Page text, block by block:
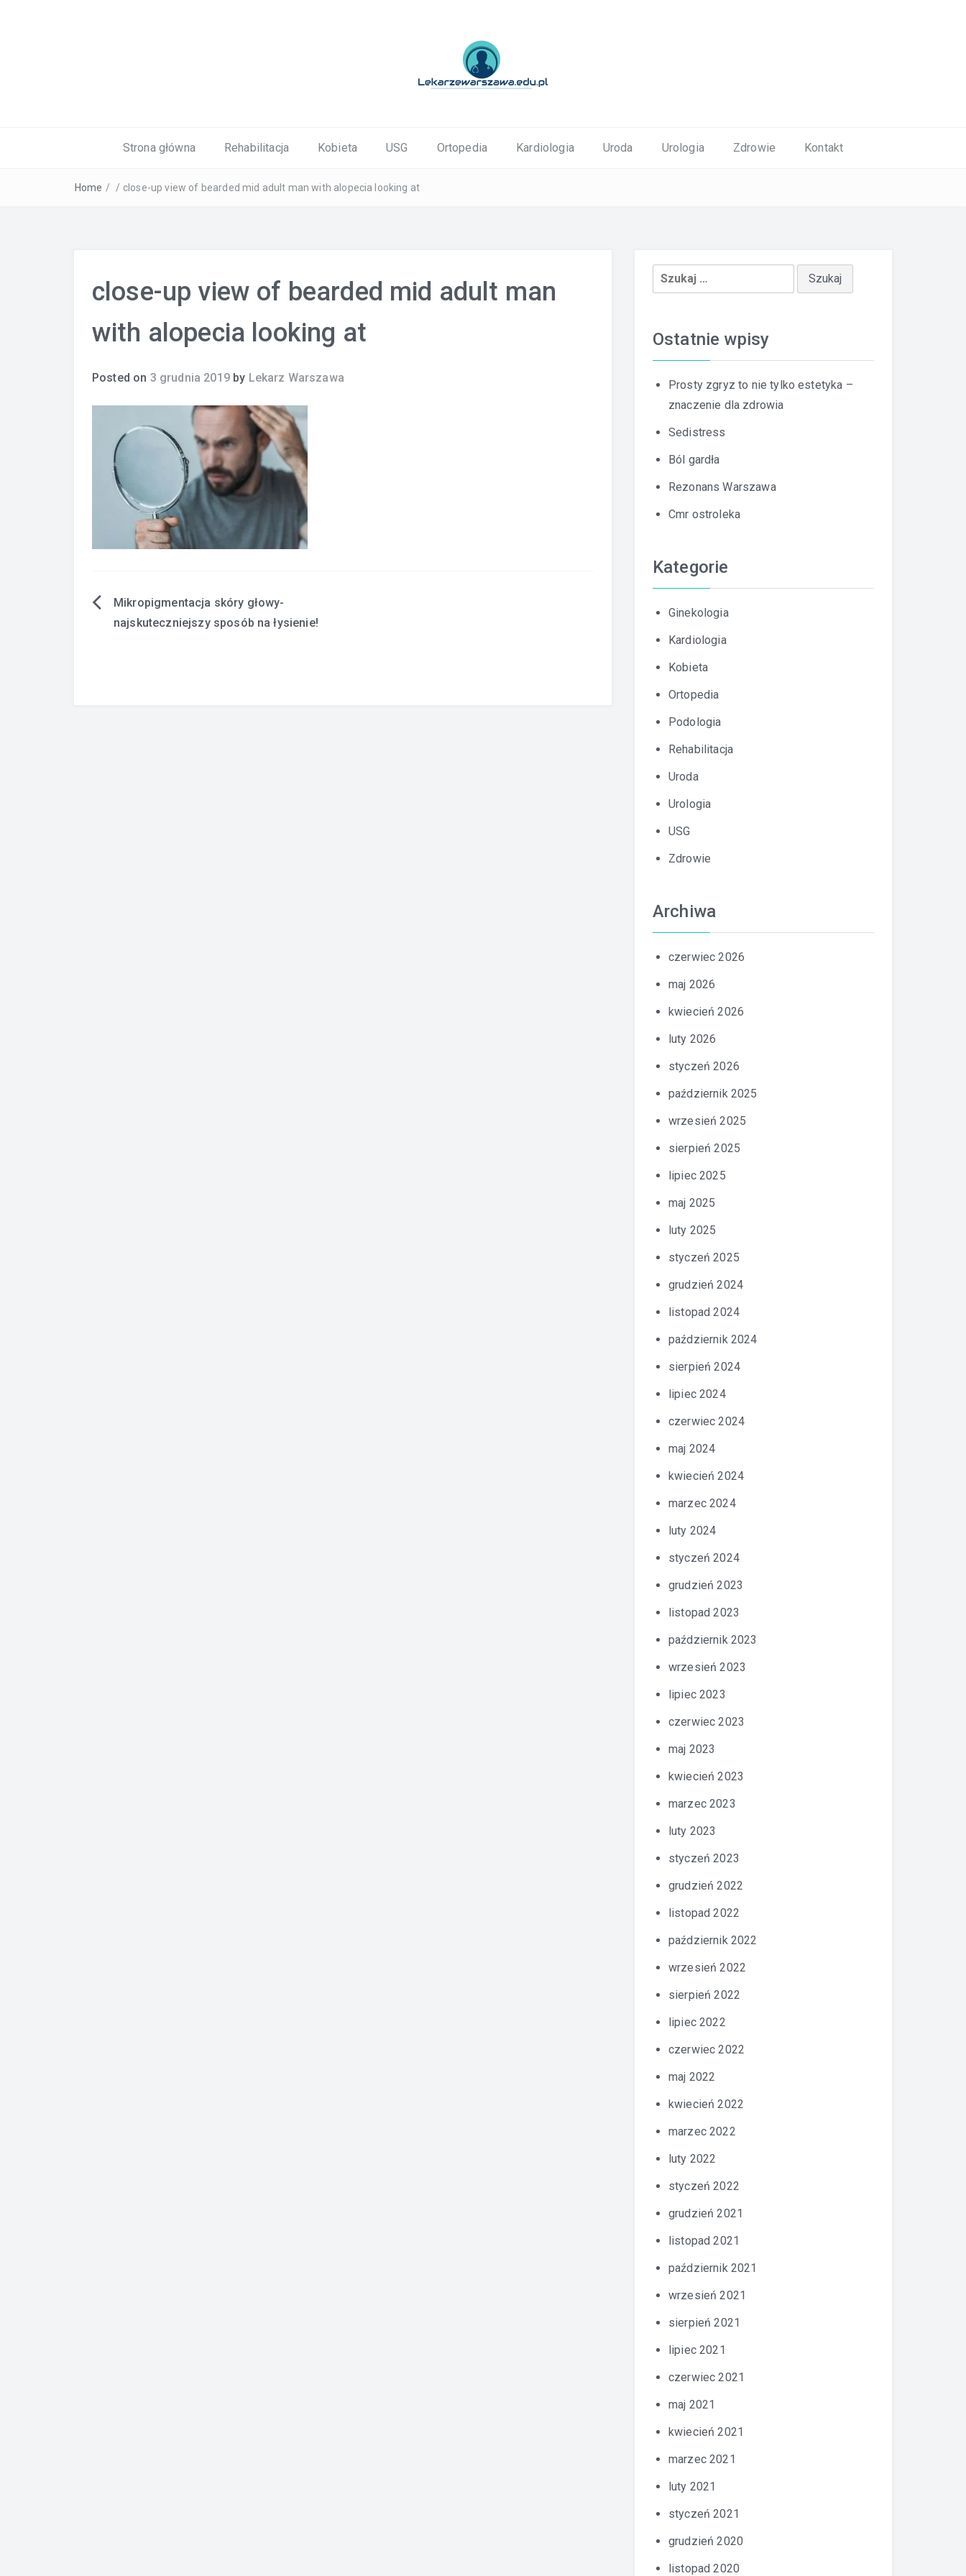
Strona główna Rehabilitacja Kobieta USG Ortopedia Kardiologia Uroda Urologia Zdrowie Kontakt
Home / / close-up view of bearded mid adult man with alopecia looking at
close-up view of bearded mid adult man
with alopecia looking at
Posted on 3 grudnia 2019by Lekarz Warszawa
Nawigacja
Mikropigmentacja skóry głowy-
najskuteczniejszy sposób na łysienie!
Szukaj:
Ostatnie wpisy
Prosty zgryz to nie tylko estetyka –
znaczenie dla zdrowia
Sedistress
Ból gardła
Rezonans Warszawa
Cmr ostroleka
Kategorie
Ginekologia
Kardiologia
Kobieta
Ortopedia
Podologia
Rehabilitacja
Uroda
Urologia
USG
Zdrowie
Archiwa
czerwiec 2026
maj 2026
kwiecień 2026
luty 2026
styczeń 2026
październik 2025
wrzesień 2025
sierpień 2025
lipiec 2025
maj 2025
luty 2025
styczeń 2025
grudzień 2024
listopad 2024
październik 2024
sierpień 2024
lipiec 2024
czerwiec 2024
maj 2024
kwiecień 2024
marzec 2024
luty 2024
styczeń 2024
grudzień 2023
listopad 2023
październik 2023
wrzesień 2023
lipiec 2023
czerwiec 2023
maj 2023
kwiecień 2023
marzec 2023
luty 2023
styczeń 2023
grudzień 2022
listopad 2022
październik 2022
wrzesień 2022
sierpień 2022
lipiec 2022
czerwiec 2022
maj 2022
kwiecień 2022
marzec 2022
luty 2022
styczeń 2022
grudzień 2021
listopad 2021
październik 2021
wrzesień 2021
sierpień 2021
lipiec 2021
czerwiec 2021
maj 2021
kwiecień 2021
marzec 2021
luty 2021
styczeń 2021
grudzień 2020
listopad 2020